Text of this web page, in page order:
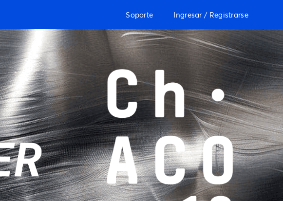
Soporte Ingresar / Registrarse